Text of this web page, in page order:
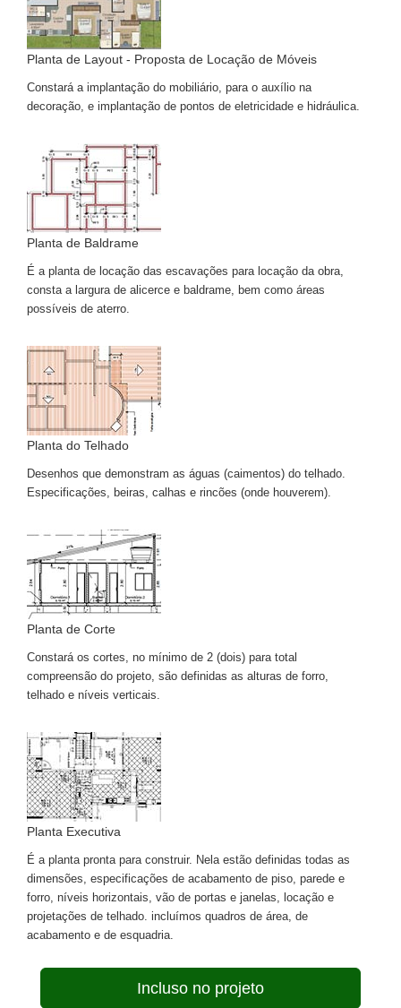
Planta de Layout - Proposta de Locação de Móveis
Constará a implantação do mobiliário, para o auxílio na
decoração, e implantação de pontos de eletricidade e hidráulica.
Planta de Baldrame
É a planta de locação das escavações para locação da obra,
consta a largura de alicerce e baldrame, bem como áreas
possíveis de aterro.
Planta do Telhado
Desenhos que demonstram as águas (caimentos) do telhado.
Especificações, beiras, calhas e rincões (onde houverem).
Planta de Corte
Constará os cortes, no mínimo de 2 (dois) para total
compreensão do projeto, são definidas as alturas de forro,
telhado e níveis verticais.
Planta Executiva
É a planta pronta para construir. Nela estão definidas todas as
dimensões, especificações de acabamento de piso, parede e
forro, níveis horizontais, vão de portas e janelas, locação e
projetações de telhado. incluímos quadros de área, de
acabamento e de esquadria.
Incluso no projeto